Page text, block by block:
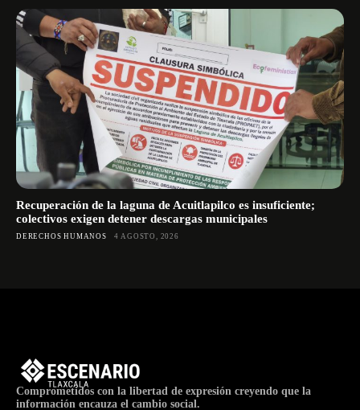
Recuperación de la laguna de Acuitlapilco es insuficiente;
colectivos exigen detener descargas municipales
DERECHOS HUMANOS 4 AGOSTO, 2026
Comprometidos con la libertad de expresión creyendo que la
información encauza el cambio social.